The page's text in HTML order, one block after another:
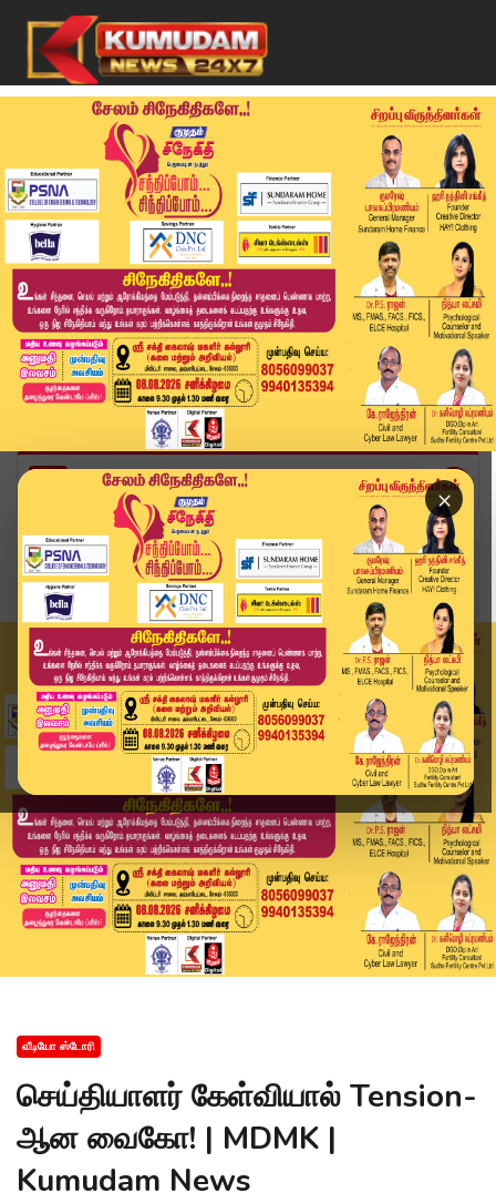
×
Home
வீடியோ ஸ்டோரி
செய்தியாளர் கேள்வியால் Tension-ஆன வைகோ! | MDMK ...
வீடியோ ஸ்டோரி
செய்தியாளர் கேள்வியால் Tension-
ஆன வைகோ! | MDMK |
Kumudam News